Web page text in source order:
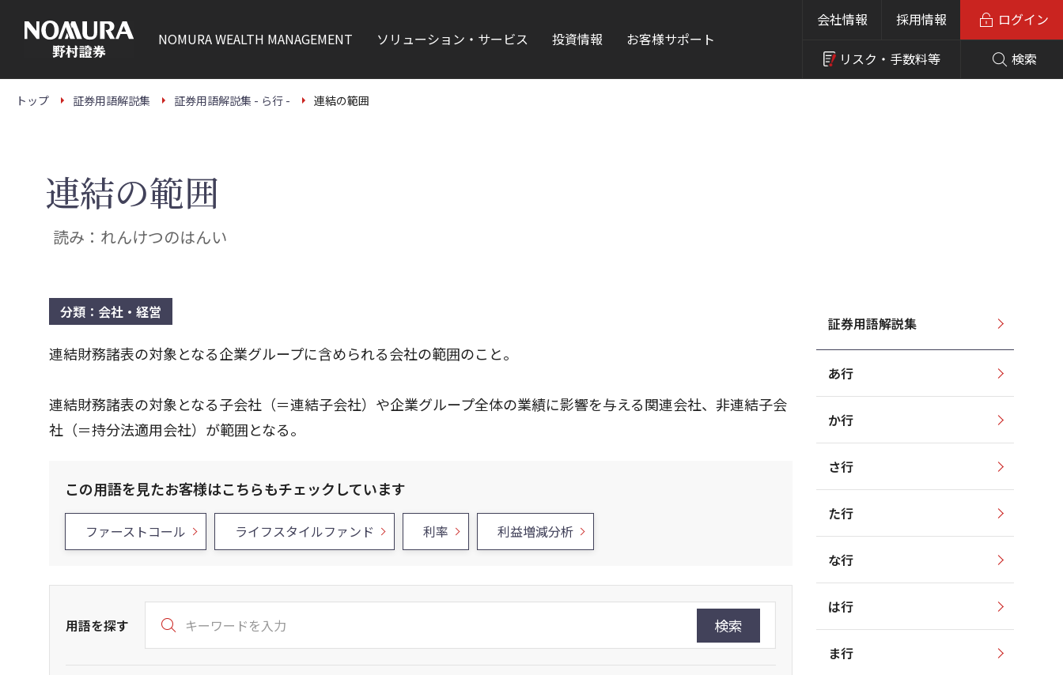
本
NOMURAWEALTH MANAGEMENT ソリューション・サービス 投資情報 お客様サポート
会社情報 採用情報
リスク・ 手数料等 検索
ログイン
トップ 証券用語解説集 証券用語解説集 - ら行 - 連結の範囲
連結の範囲
読み：れんけつのはんい
分類：会社・経営
連結財務諸表の対象となる企業グループに含められる会社の範囲のこと。
連結財務諸表の対象となる子会社（＝連結子会社）や企業グループ全体の業績に影響を与える関連会社、非連結子会
社（＝持分法適用会社）が範囲となる。
この用語を見たお客様はこちらもチェックしています
ファーストコール ライフスタイルファンド 利率 利益増減分析
用語を探す 検索
証券用語解説集
あ行
か行
さ行
た行
な行
は行
ま行